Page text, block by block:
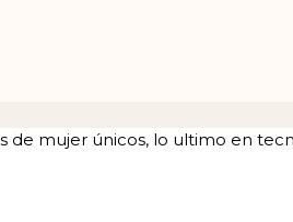
mujer únicos, lo ultimo en